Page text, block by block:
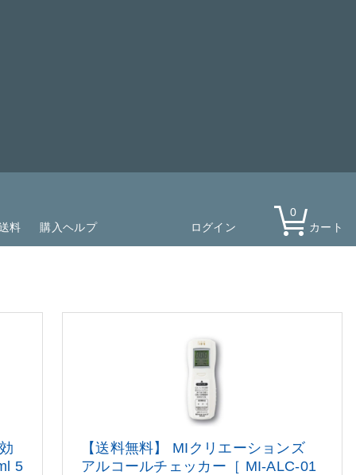
ログイン カート
0
料
購入ヘルプ
5
【送料無料】 MIクリエーションズ
アルコールチェッカー［ MI-ALC-01